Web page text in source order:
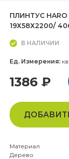
ПЛИНТУС
19Х58Х2200/
В НАЛИЧИИ
Ед. Измерения:
1386 ₽
Материал
Дерево